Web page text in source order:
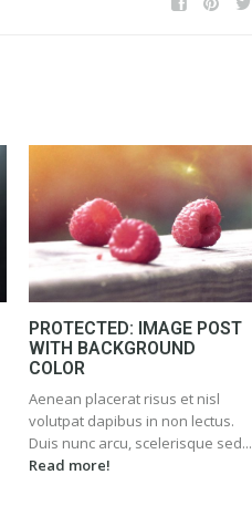
PROTECTED: IMAGE POST
WITH BACKGROUND
COLOR
Aenean placerat risus et nisl
volutpat dapibus in non lectus.
Duis nunc arcu, scelerisque sed...
Read more!